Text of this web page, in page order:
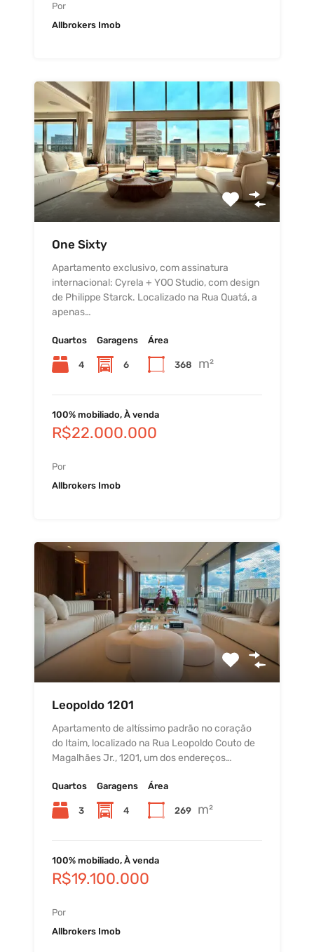
Por
Allbrokers Imob
One Sixty
Apartamento exclusivo, com assinatura
internacional: Cyrela + YOO Studio, com design
de Philippe Starck. Localizado na Rua Quatá, a
apenas…
Quartos
4
Garagens
6
Área
368 m²
100% mobiliado, À venda
R$22.000.000
Por
Allbrokers Imob
Leopoldo 1201
Apartamento de altíssimo padrão no coração
do Itaim, localizado na Rua Leopoldo Couto de
Magalhães Jr., 1201, um dos endereços…
Quartos
3
Garagens
4
Área
269 m²
100% mobiliado, À venda
R$19.100.000
Por
Allbrokers Imob